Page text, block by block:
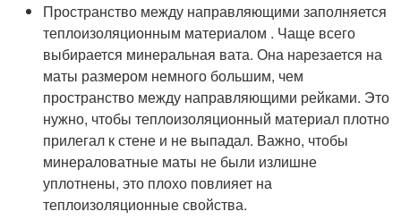
Пространство между направляющими заполняется
теплоизоляционным материалом . Чаще всего
выбирается минеральная вата. Она нарезается на
маты размером немного большим, чем
пространство между направляющими рейками. Это
нужно, чтобы теплоизоляционный материал плотно
прилегал к стене и не выпадал. Важно, чтобы
минераловатные маты не были излишне
уплотнены, это плохо повлияет на
теплоизоляционные свойства.